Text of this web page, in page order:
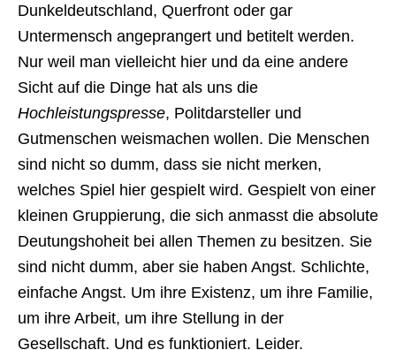
Dunkeldeutschland, Querfront oder gar
Untermensch angeprangert und betitelt werden.
Nur weil man vielleicht hier und da eine andere
Sicht auf die Dinge hat als uns die
Hochleistungspresse, Politdarsteller und
Gutmenschen weismachen wollen. Die Menschen
sind nicht so dumm, dass sie nicht merken,
welches Spiel hier gespielt wird. Gespielt von einer
kleinen Gruppierung, die sich anmasst die absolute
Deutungshoheit bei allen Themen zu besitzen. Sie
sind nicht dumm, aber sie haben Angst. Schlichte,
einfache Angst. Um ihre Existenz, um ihre Familie,
um ihre Arbeit, um ihre Stellung in der
Gesellschaft. Und es funktioniert. Leider.